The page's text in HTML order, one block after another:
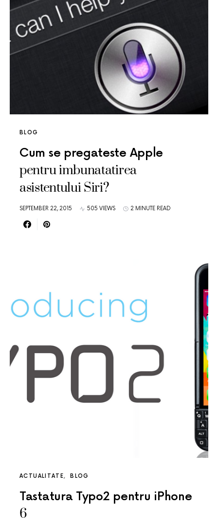
BLOG
Cum se pregateste Apple
pentru imbunatatirea
asistentului Siri?
SEPTEMBER 22, 2015 505 VIEWS 2 MINUTE READ
ACTUALITATE BLOG
Tastatura Typo2 pentru iPhone
6